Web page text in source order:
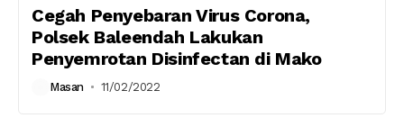
Cegah Penyebaran Virus Corona,
Polsek Baleendah Lakukan
Penyemrotan Disinfectan di Mako
Masan 11/02/2022